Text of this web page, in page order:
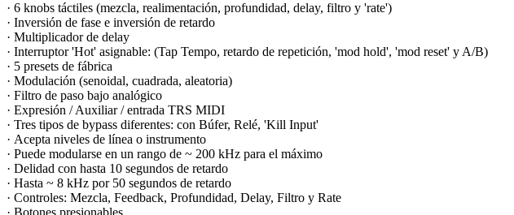
· 6 knobs táctiles (mezcla, realimentación, profundidad, delay, filtro y 'rate')
· Inversión de fase e inversión de retardo
· Multiplicador de delay
· Interruptor 'Hot' asignable: (Tap Tempo, retardo de repetición, 'mod hold', 'mod reset' y A/B)
· 5 presets de fábrica
· Modulación (senoidal, cuadrada, aleatoria)
· Filtro de paso bajo analógico
· Expresión / Auxiliar / entrada TRS MIDI
· Tres tipos de bypass diferentes: con Búfer, Relé, 'Kill Input'
· Acepta niveles de línea o instrumento
· Puede modularse en un rango de ~ 200 kHz para el máximo
· Delidad con hasta 10 segundos de retardo
· Hasta ~ 8 kHz por 50 segundos de retardo
· Controles: Mezcla, Feedback, Profundidad, Delay, Filtro y Rate
· Botones presionables